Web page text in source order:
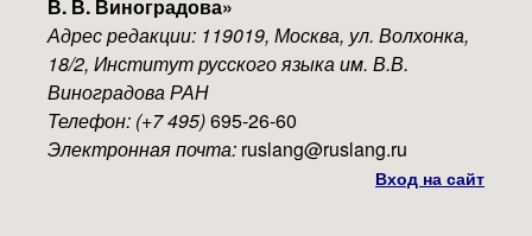
В. В. Виноградова»
Адрес редакции: 119019, Москва, ул. Волхонка,
18/2, Институт русского языка им. В.В.
Виноградова РАН
Телефон: (+7 495)695-26-60
Электронная почта: ruslang@ruslang.ru
Вход на сайт